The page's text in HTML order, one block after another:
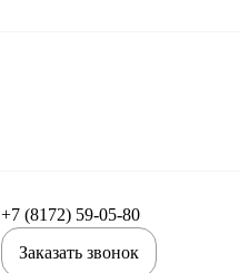
+7 (8172) 59-05-80
Заказать звонок